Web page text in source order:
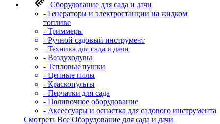
Оборудование для сада и дачи
- Генераторы и электростанции на жидком
топливе
- Триммеры
- Ручной садовый инструмент
- Техника для сада и дачи
- Воздуходувы
- Тепловые пушки
- Цепные пилы
- Краскопульты
- Перчатки для сада
- Поливочное оборудование
- Аксессуары и оснастка для садового инструмента
Смотреть Все Оборудование для сада и дачи